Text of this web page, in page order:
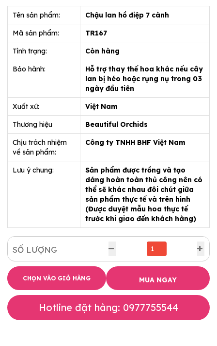
Tên sản phẩm: Chậu lan hồ điệp 7 cành
Mã sản phẩm: TR167
Tình trạng: Còn hàng
Bảo hành:
Hỗ trợ thay thế hoa khác nếu cây
lan bị héo hoặc rụng nụ trong 03
ngày đầu tiên
Xuất xứ: Việt Nam
Thương hiệu Beautiful Orchids
Chịu trách nhiệm
về sản phẩm:
Công ty TNHH BHF Việt Nam
Lưu ý chung:
Sản phẩm được trồng và tạo
dáng hoàn toàn thủ công nên có
thể sẽ khác nhau đôi chút giữa
sản phẩm thực tế và trên hình
(Được duyệt mẫu hoa thực tế
trước khi giao đến khách hàng)
SỐ LƯỢNG
CHỌN VÀO GIỎ HÀNG MUA NGAY
Hotline đặt hàng: 0977755544